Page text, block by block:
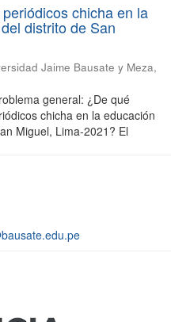
chicha en la
distrito de San
Jaime Bausate y Meza,
general: ¿De qué
chicha en la educación
Miguel, Lima-2021? El